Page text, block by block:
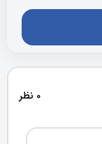
0 نظر